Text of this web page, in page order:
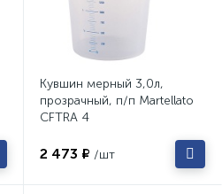
Кувшин мерный 3,0л,
прозрачный, п/п Martellato
CFTRA 4
2 473 ₽ /шт